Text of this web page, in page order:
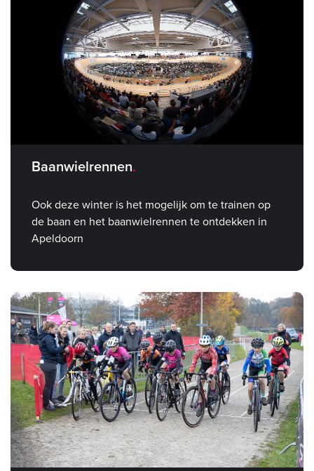
Baanwielrennen
Ook deze winter is het mogelijk om te trainen op
de baan en het baanwielrennen te ontdekken in
Apeldoorn